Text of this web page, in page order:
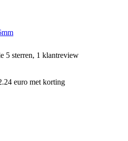
5 sterren, 1 klantreview
euro met korting